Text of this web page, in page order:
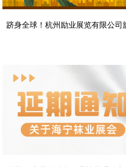
跻身全球！杭州励业展览有限公司